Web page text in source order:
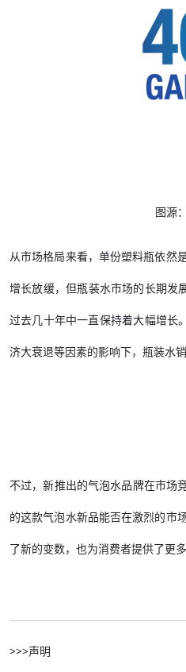
图源
从市场格局来看，单份塑料瓶依然
增长放缓，但瓶装水市场的长期发
过去几十年中一直保持着大幅增长
济大衰退等因素的影响下，瓶装水
不过，新推出的气泡水品牌在市场
的这款气泡水新品能否在激烈的市
了新的变数，也为消费者提供了更多
>>>声明